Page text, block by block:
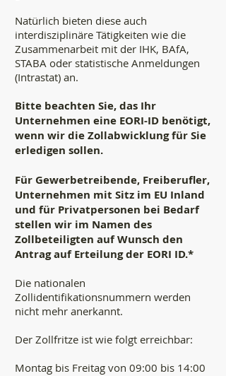
Natürlich bieten diese auch
interdisziplinäre Tätigkeiten wie die
Zusammenarbeit mit der IHK, BAfA,
STABA oder statistische Anmeldungen
(Intrastat) an.
Bitte beachten Sie, das Ihr
Unternehmen eine EORI-ID benötigt,
wenn wir die Zollabwicklung für Sie
erledigen sollen.
Für Gewerbetreibende, Freiberufler,
Unternehmen mit Sitz im EU Inland
und für Privatpersonen bei Bedarf
stellen wir im Namen des
Zollbeteiligten auf Wunsch den
Antrag auf Erteilung der EORI ID.*
Die nationalen
Zollidentifikationsnummern werden
nicht mehr anerkannt.
Der Zollfritze ist wie folgt erreichbar:
Montag bis Freitag von 09:00 bis 14:00